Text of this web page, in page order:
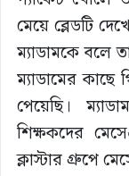
মেয়ে ব্লেডটি
ম্যাডামকে বলে
ম্যাডামের কাছে
পেয়েছি।
শিক্ষকদের
ক্লাস্টার গ্রুপে